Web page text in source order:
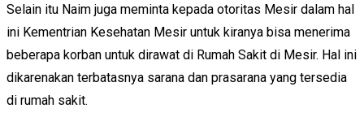
Selain itu Naim juga meminta kepada otoritas Mesir dalam hal
ini Kementrian Kesehatan Mesir untuk kiranya bisa menerima
beberapa korban untuk dirawat di Rumah Sakit di Mesir. Hal ini
dikarenakan terbatasnya sarana dan prasarana yang tersedia
di rumah sakit.